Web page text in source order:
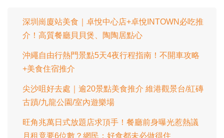
0
%
深圳崗廈站美食｜卓悅中心店+卓悅INTOWN必吃推
介！高質餐廳貝貝煲、陶陶居點心
沖繩自由行熱門景點5天4夜行程指南！不開車攻略
+美食住宿推介
尖沙咀好去處｜逾20景點美食推介 維港觀景台/紅磚
古蹟/九龍公園/室內遊樂場
旺角兆萬日式放題店求頂手！餐廳前身曝光惹熱議
月租竟要6位數？網民：好食都未必做得住